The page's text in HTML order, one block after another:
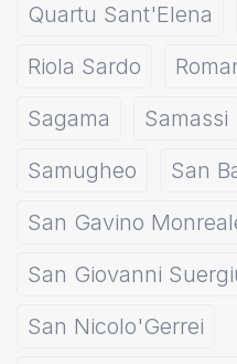
Quartu Sant'Elena
Riola Sardo
Sagama
Samassi
Samugheo
San
San Gavino
San Giovanni
San Nicolo'Gerrei